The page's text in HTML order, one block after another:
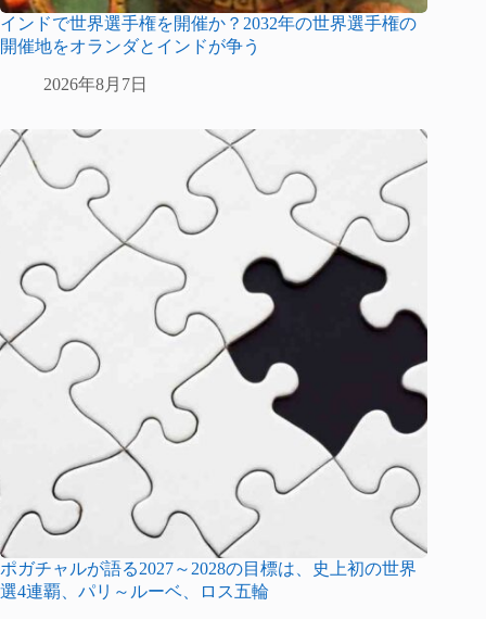
インドで世界選手権を開催か？2032年の世界選手権の
開催地をオランダとインドが争う
2026年8月7日
ポガチャルが語る2027～2028の目標は、史上初の世界
選4連覇、パリ～ルーベ、ロス五輪